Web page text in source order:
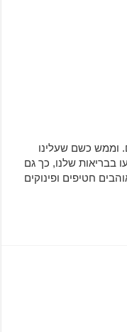
וממש כשם שעלינו
בבריאות שלנו, כך גם
חטיפים ופינוקים